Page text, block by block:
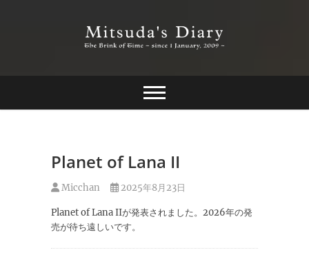
Mitsuda's Diary
Planet of Lana II
Micchan 2025年8月23日
Planet of Lana IIが発表されました。2026年の発
売が待ち遠しいです。